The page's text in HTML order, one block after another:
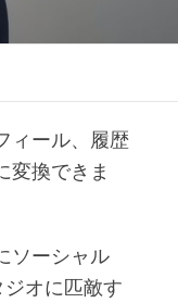
ィール、履歴
変換できま
ソーシャル
オに匹敵す